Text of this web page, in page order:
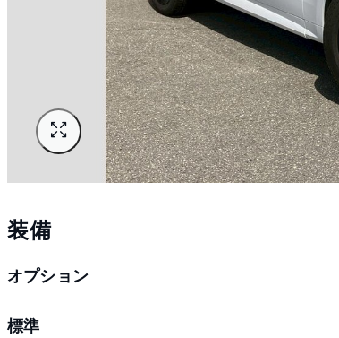
装備
オプション
標準